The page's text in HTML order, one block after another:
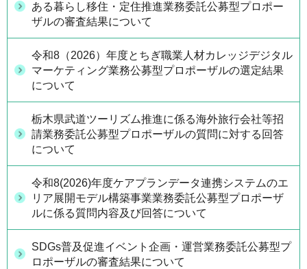
ある暮らし移住・定住推進業務委託公募型プロポー
ザルの審査結果について
令和8（2026）年度とちぎ職業人材カレッジデジタル
マーケティング業務公募型プロポーザルの選定結果
について
栃木県武道ツーリズム推進に係る海外旅行会社等招
請業務委託公募型プロポーザルの質問に対する回答
について
令和8(2026)年度ケアプランデータ連携システムのエ
リア展開モデル構築事業業務委託公募型プロポーザ
ルに係る質問内容及び回答について
SDGs普及促進イベント企画・運営業務委託公募型プ
ロポーザルの審査結果について